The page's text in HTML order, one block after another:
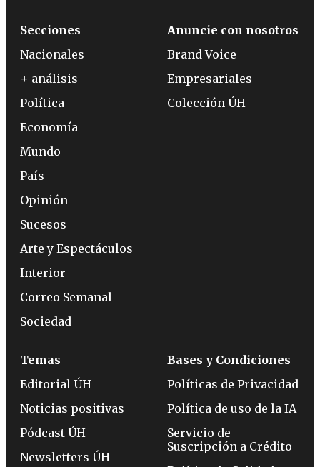
Secciones
Nacionales
+ análisis
Política
Economía
Mundo
País
Opinión
Sucesos
Arte y Espectáculos
Interior
Correo Semanal
Sociedad
Anuncie con nosotros
Brand Voice
Empresariales
Colección ÚH
Temas
Editorial ÚH
Noticias positivas
Pódcast ÚH
Newsletters ÚH
Bases y Condiciones
Políticas de Privacidad
Política de uso de la IA
Servicio de
Suscripción a Crédito